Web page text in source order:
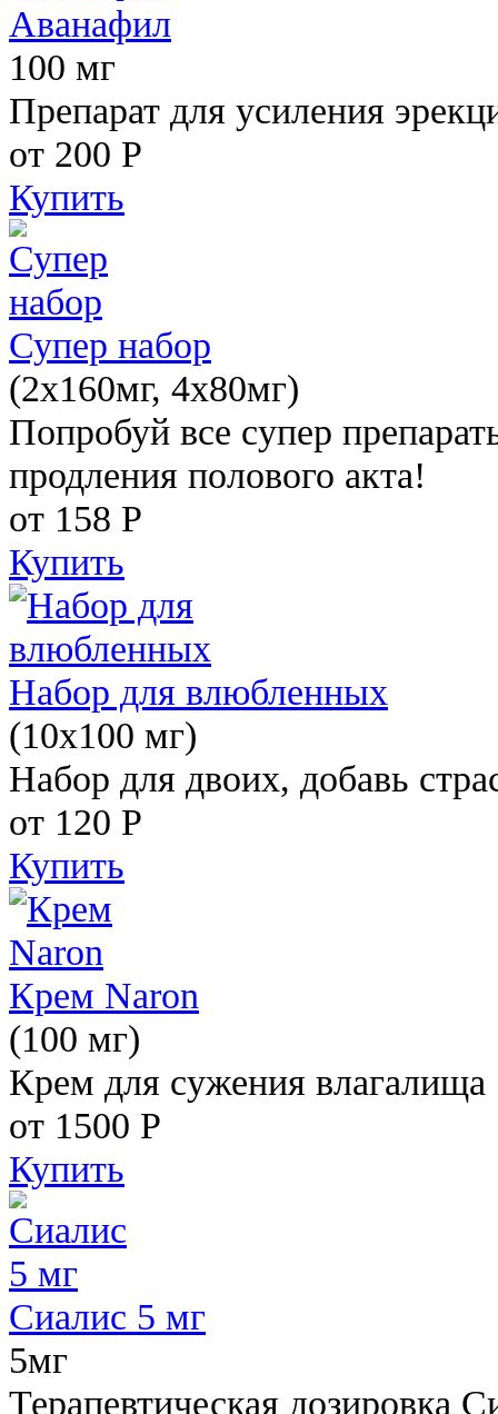
Аванафил
100 мг
Препарат для усиления
от 200 Р
Купить
Супер набор
(2х160мг, 4х80мг)
Попробуй все супер
продления полового акта!
от 158 Р
Купить
Набор для влюбленных
(10х100 мг)
Набор для двоих, добавь
от 120 Р
Купить
Крем Naron
(100 мг)
Крем для сужения влагалища
от 1500 Р
Купить
Сиалис 5 мг
5мг
Терапевтическая дозировка